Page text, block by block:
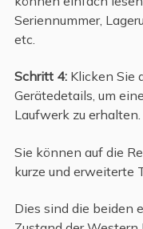
Seriennummer,
etc.
Schritt 4: Klicken Sie
Gerätedetails, um
Laufwerk zu erhalten.
Sie können auf die
kurze und erweiterte
Dies sind die beiden